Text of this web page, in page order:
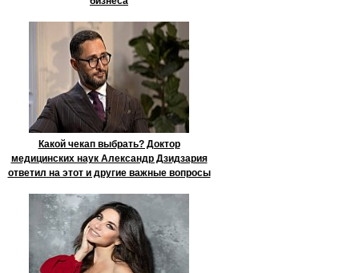
Какой чекап выбрать? Доктор
медицинских наук Александр Дзидзария
ответил на этот и другие важные вопросы